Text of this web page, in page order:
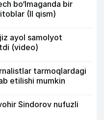
bo‘lmaganda bir
(II qism)
ayol samolyot
(video)
tarmoqlardagi
etilishi mumkin
Sindorov nufuzli